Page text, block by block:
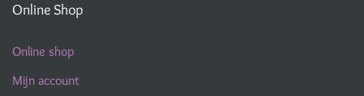
Online Shop
Online shop
Mijn account